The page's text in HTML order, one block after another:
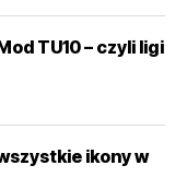
TU10 – czyli ligi
ikony w